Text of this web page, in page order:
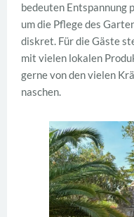
bedeuten Entspannung
um die Pflege des
diskret. Für die Gäste
mit vielen lokalen
gerne von den vielen
naschen.